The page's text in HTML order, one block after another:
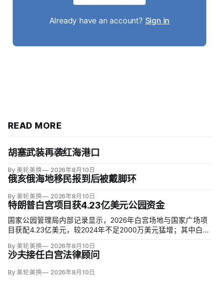
Already have an account? Sign in
READ MORE
胡塞武装再袭红海港口
By 美轮美换 2026年8月10日
俄亥俄海地移民报到后被戴脚环
By 美轮美换 2026年8月10日
特朗普白宫项目获4.23亿美元公园资金
国家公园管理局内部记录显示，2026年白宫场地与国家广场项
目获配4.23亿美元，较2024年不足2000万美元猛增；其中白宫
谷等数十座公园资金下降，白宫与国家广场的额度甚至超过九
处知名公园总和。
By 美轮美换 2026年8月10日
沙夫接任白宫法律顾问
By 美轮美换 2026年8月10日